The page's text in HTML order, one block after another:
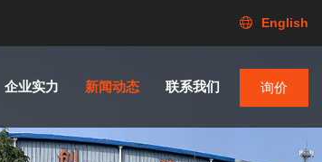
English
企业实力 新闻动态 联系我们 询价